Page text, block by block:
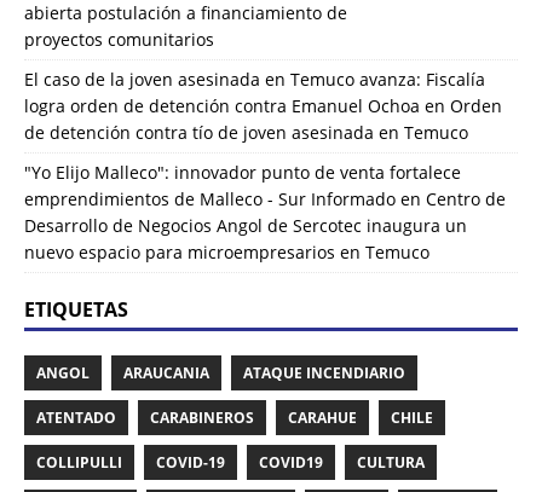
abierta postulación a financiamiento de
proyectos comunitarios
El caso de la joven asesinada en Temuco avanza: Fiscalía
logra orden de detención contra Emanuel Ochoa en Orden
de detención contra tío de joven asesinada en Temuco
"Yo Elijo Malleco": innovador punto de venta fortalece
emprendimientos de Malleco - Sur Informado en Centro de
Desarrollo de Negocios Angol de Sercotec inaugura un
nuevo espacio para microempresarios en Temuco
ETIQUETAS
ANGOL ARAUCANIA ATAQUE INCENDIARIO
ATENTADO CARABINEROS CARAHUE CHILE
COLLIPULLI COVID-19 COVID19 CULTURA